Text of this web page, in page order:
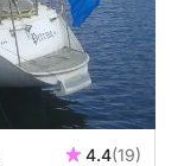
4.4(19)